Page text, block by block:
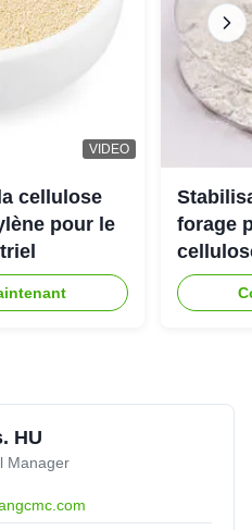
VIDEO
cellulose
pour le
forage
HU
Manager